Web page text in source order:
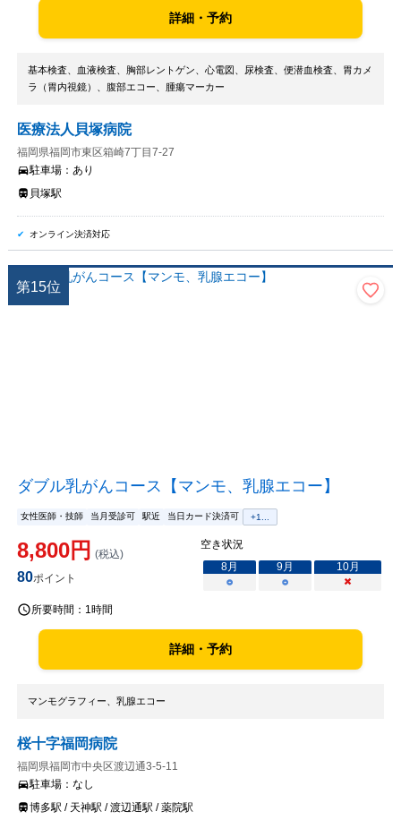
詳細・予約
基本検査、血液検査、胸部レントゲン、心電図、尿検査、便潜血検査、胃カメ
ラ（胃内視鏡）、腹部エコー、腫瘍マーカー
医療法人貝塚病院
福岡県福岡市東区箱崎7丁目7-27
駐車場： あり
貝塚駅
オンライン決済対応
第15位
ダブル乳がんコース【マンモ、乳腺エコー】
女性医師・技師 当月受診可 駅近 当日カード決済可 +1...
8,800円 (税込)
80ポイント
空き状況
8月 9月 10月
○
○ ×
所要時間： 1時間
詳細・予約
マンモグラフィー、乳腺エコー
桜十字福岡病院
福岡県福岡市中央区渡辺通3-5-11
駐車場： なし
博多駅 / 天神駅 / 渡辺通駅 / 薬院駅